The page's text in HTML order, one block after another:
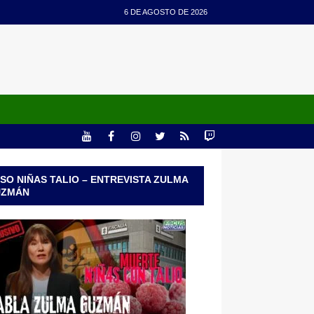
6 DE AGOSTO DE 2026
NIÑAS TALIO – ENTREVISTA ZULMA